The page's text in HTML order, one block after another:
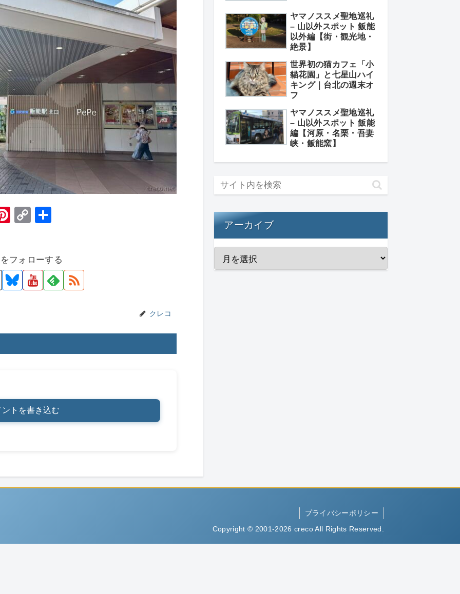
Pi
e
st
C
y
Li
フォローする
クレコ
ントを書き込む
ヤマノススメ聖地巡礼
– 山以外スポット 飯能
以外編【街・観光地・
絶景】
世界初の猫カフェ「小
貓花園」と七星山ハイ
キング｜台北の週末オ
フ
ヤマノススメ聖地巡礼
– 山以外スポット 飯能
編【河原・名栗・吾妻
峡・飯能窯】
アーカイブ
プライバシーポリシー
Copyright © 2001-2026 creco All Rights Reserved.